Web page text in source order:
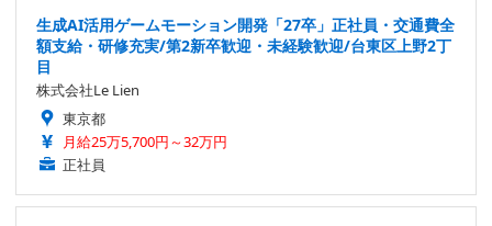
生成AI活用ゲームモーション開発「27卒」正社員・交通費全
額支給・研修充実/第2新卒歓迎・未経験歓迎/台東区上野2丁
目
株式会社Le Lien
東京都
月給25万5,700円～32万円
正社員